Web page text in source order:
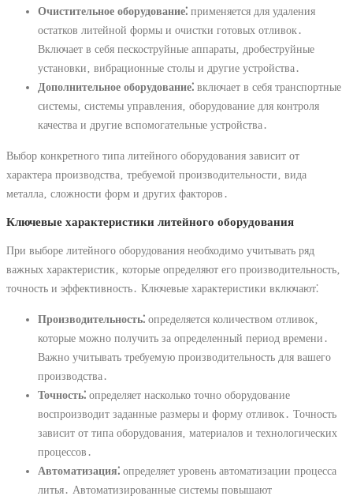
Очистительное оборудование⁚ применяется для удаления
остатков литейной формы и очистки готовых отливок․
Включает в себя пескоструйные аппараты‚ дробеструйные
установки‚ вибрационные столы и другие устройства․
Дополнительное оборудование⁚ включает в себя транспортные
системы‚ системы управления‚ оборудование для контроля
качества и другие вспомогательные устройства․
Выбор конкретного типа литейного оборудования зависит от
характера производства‚ требуемой производительности‚ вида
металла‚ сложности форм и других факторов․
Ключевые характеристики литейного оборудования
При выборе литейного оборудования необходимо учитывать ряд
важных характеристик‚ которые определяют его производительность‚
точность и эффективность․ Ключевые характеристики включают⁚
Производительность⁚ определяется количеством отливок‚
которые можно получить за определенный период времени․
Важно учитывать требуемую производительность для вашего
производства․
Точность⁚ определяет насколько точно оборудование
воспроизводит заданные размеры и форму отливок․ Точность
зависит от типа оборудования‚ материалов и технологических
процессов․
Автоматизация⁚ определяет уровень автоматизации процесса
литья․ Автоматизированные системы повышают